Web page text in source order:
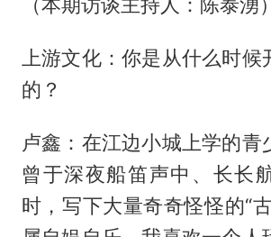
上游文化：你是从什么时
的？
卢鑫：在江边小城上学的青
曾于深夜船笛声中、长长
时，写下大量奇奇怪怪的“